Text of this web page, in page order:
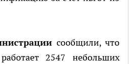
сообщили, что
2547 небольших